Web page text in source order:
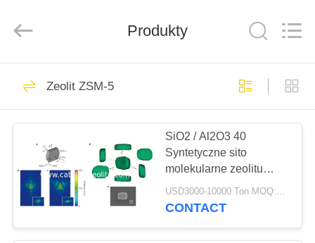
DOM
PRODUKTY
NAS
WYCIECZKA
Rights
Katalizator Zeolit
43
Produkty
Zeolit ​​ZSM-5
SiO2 / Al2O3 40
Syntetyczne sito
molekularne zeolitu
ZSM-5 do destylacji
etanolu
USD3000-10000 Ton MOQ:1 KG
CONTACT